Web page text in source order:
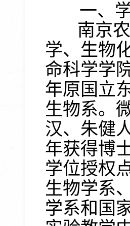
一、
南京
学、生物
命科学学
年原国立
生物系。
汉、朱健
年获得博
学位授权
生物学系
学系和国